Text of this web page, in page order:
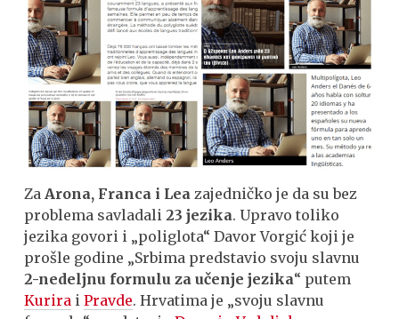
ZaArona, Franca i Lea zajedničko je da su bez
problema savladali23 jezika. Upravo toliko
jezika govori i „poliglota“ Davor Vorgić koji je
prošle godine „Srbima predstavio svoju slavnu
2-nedeljnu formulu za učenje jezika“ putem
Kurira iPravde. Hrvatima je „svoju slavnu